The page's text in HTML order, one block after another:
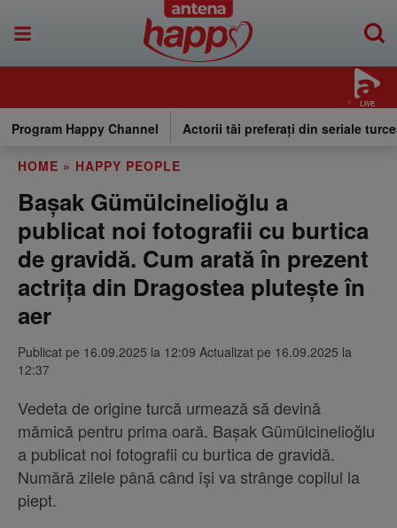
LIVE
Program Happy Channel Actorii tăi preferați din seriale
HOME » HAPPY PEOPLE
Başak Gümülcinelioğlu a
publicat noi fotografii cu burtica
de gravidă. Cum arată în prezent
actrița din Dragostea plutește în
aer
Publicat pe 16.09.2025 la 12:09 Actualizat pe 16.09.2025 la
12:37
Vedeta de origine turcă urmează să devină
mămică pentru prima oară. Başak Gümülcinelioğlu
a publicat noi fotografii cu burtica de gravidă.
Numără zilele până când își va strânge copilul la
piept.